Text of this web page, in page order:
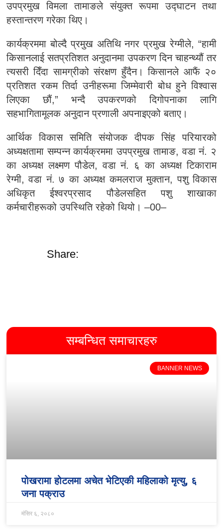
उपप्रमुख विमला तामाङले संयुक्त रूपमा उद्घाटन तथा
हस्तान्तरण गरेका थिए।
कार्यक्रममा बोल्दै प्रमुख अतिथि नगर प्रमुख रेग्मीले, “हामी
किसानलाई सतप्रतिशत अनुदानमा उपकरण दिन चाहन्थ्यौं तर
त्यसरी दिँदा सामग्रीको संरक्षण हुँदैन। किसानले आफैं २०
प्रतिशत रकम तिर्दा उनीहरूमा जिम्मेवारी बोध हुने विश्वास
लिएका छौं,” भन्दै उपकरणको दिगोपनाका लागि
सहभागितामूलक अनुदान प्रणाली अपनाइएको बताए।
आर्थिक विकास समिति संयोजक दीपक सिंह परियारको
अध्यक्षतामा सम्पन्न कार्यक्रममा उपप्रमुख तामाङ, वडा नं. २
का अध्यक्ष लक्ष्मण पौडेल, वडा नं. ६ का अध्यक्ष टिकाराम
रेग्मी, वडा नं. ७ का अध्यक्ष कमलराज मुक्तान, पशु विकास
अधिकृत ईश्वरप्रसाद पौडेलसहित पशु शाखाका
कर्मचारीहरूको उपस्थिति रहेको थियो। –00–
Share:
सम्बन्धित समाचारहरु
BANNER NEWS
पोखरामा होटलमा अचेत भेटिएकी महिलाको मृत्यु, ६
जना पक्राउ
मंसिर ६, २०८०